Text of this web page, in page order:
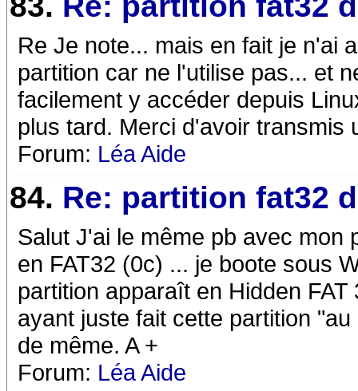
Re Je note... mais en fait je n'ai
partition car ne l'utilise pas... et
facilement y accéder depuis
plus tard. Merci d'avoir transmis
Forum: Léa Aide
84. Re: partition fat32
Salut J'ai le même pb avec mon
en FAT32 (0c) ... je boote sous
partition apparaît en Hidden
ayant juste fait cette partition
de même. A +
Forum: Léa Aide